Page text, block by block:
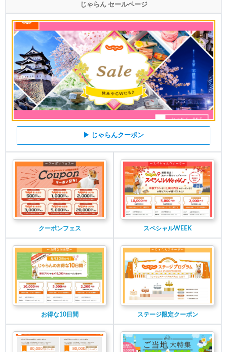
じゃらん セールページ
▶ じゃらんクーポン
クーポンフェス スペシャルWEEK
お得な10日間 ステージ限定クーポン